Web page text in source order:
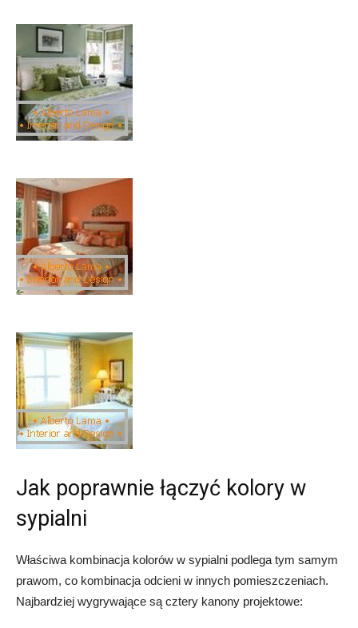
Jak poprawnie łączyć kolory w
sypialni
Właściwa kombinacja kolorów w sypialni podlega tym samym
prawom, co kombinacja odcieni w innych pomieszczeniach.
Najbardziej wygrywające są cztery kanony projektowe: